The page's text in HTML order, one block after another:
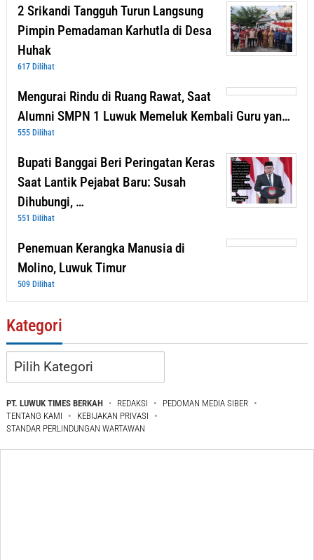
2 Srikandi Tangguh Turun Langsung
Pimpin Pemadaman Karhutla di Desa
Huhak
617 Dilihat
Mengurai Rindu di Ruang Rawat, Saat
Alumni SMPN 1 Luwuk Memeluk Kembali Guru yan…
555 Dilihat
Bupati Banggai Beri Peringatan Keras
Saat Lantik Pejabat Baru: Susah
Dihubungi, …
551 Dilihat
Penemuan Kerangka Manusia di
Molino, Luwuk Timur
509 Dilihat
Kategori
Kategori
PT. LUWUK TIMES BERKAH REDAKSI
PEDOMAN MEDIA SIBER
TENTANG KAMI
KEBIJAKAN PRIVASI
STANDAR PERLINDUNGAN WARTAWAN